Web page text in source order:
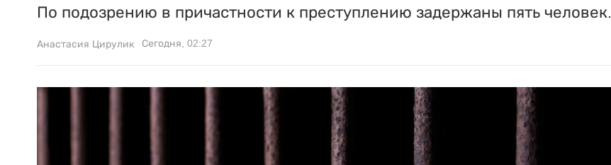
По подозрению в причастности к преступлению задержаны пять человек.
Анастасия Цирулик Сегодня, 02:27